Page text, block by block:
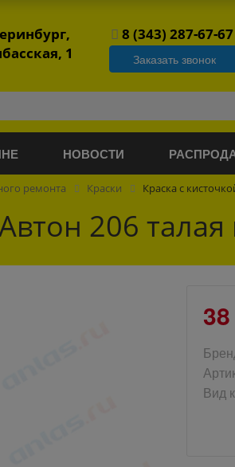
1
8 (343) 287-67-67
Заказать звонок
НОВОСТИ
ремонта Краски Краска с
206
Вид